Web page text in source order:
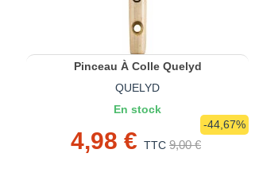
Pinceau À Colle Quelyd
QUELYD
En stock
4,98 € TTC 9,00 €
-44,67%